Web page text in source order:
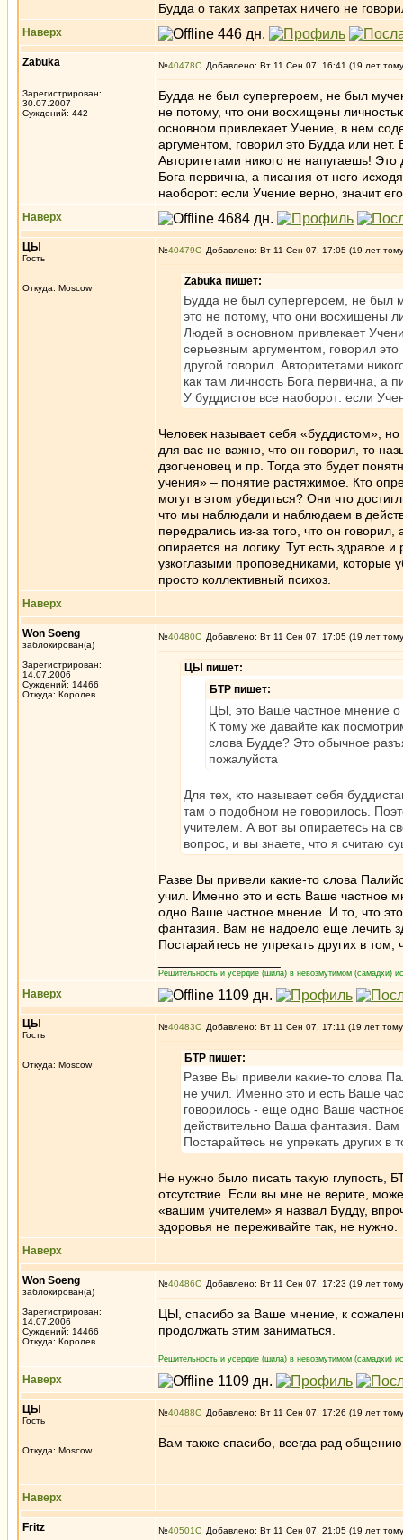
Будда о таких запретах ничего не
Наверх
Zabuka
Зарегистрирован:
30.07.2007
Суждений: 442
№40478 Добавлено: Вт 11 Сен 07, 16:41 (19 лет
Будда не был супергероем, не был
не потому, что они восхищены
основном привлекает Учение, в нем
аргументом, говорил это Будда или нет.
Авторитетами никого не напугаешь!
Бога первична, а писания от него
наоборот: если Учение верно, значит
Наверх
ЦЫ
Гость
Откуда: Moscow
№40479 Добавлено: Вт 11 Сен 07, 17:05 (19 лет
Zabuka пишет:
Будда не был супергероем, не был
это не потому, что они восхищены
Людей в основном привлекает
серьезным аргументом, говорил
другой говорил. Авторитетами
как там личность Бога первична, а
У буддистов все наоборот: если
Человек называет себя «буддистом»,
для вас не важно, что он говорил, то
дзогченовец и пр. Тогда это будет
учения» – понятие растяжимое. Кто
могут в этом убедиться? Они что
что мы наблюдали и наблюдаем в
передрались из-за того, что он
опирается на логику. Тут есть здравое
узкоглазыми проповедниками, которые
просто коллективный психоз.
Наверх
Won Soeng
заблокирован(а)
Зарегистрирован:
14.07.2006
Суждений: 14466
Откуда: Королев
№40480 Добавлено: Вт 11 Сен 07, 17:05 (19 лет
ЦЫ пишет:
БТР пишет:
ЦЫ, это Ваше частное мнение о
К тому же давайте как
слова Будде? Это обычное
пожалуйста
Для тех, кто называет себя
там о подобном не говорилось.
учителем. А вот вы опираетесь на
вопрос, и вы знаете, что я считаю
Разве Вы привели какие-то слова
учил. Именно это и есть Ваше частное
одно Ваше частное мнение. И то, что
фантазия. Вам не надоело еще лечить
Постарайтесь не упрекать других в
Решительность и усердие (шила) в невозмутимом (самадхи)
Наверх
ЦЫ
Гость
Откуда: Moscow
№40483 Добавлено: Вт 11 Сен 07, 17:11 (19 лет
БТР пишет:
Разве Вы привели какие-то слова
не учил. Именно это и есть Ваше
говорилось - еще одно Ваше
действительно Ваша фантазия.
Постарайтесь не упрекать других
Не нужно было писать такую глупость,
отсутствие. Если вы мне не верите,
«вашим учителем» я назвал Будду,
здоровья не переживайте так, не нужно.
Наверх
Won Soeng
заблокирован(а)
Зарегистрирован:
14.07.2006
Суждений: 14466
Откуда: Королев
№40486 Добавлено: Вт 11 Сен 07, 17:23 (19 лет
ЦЫ, спасибо за Ваше мнение, к
продолжать этим заниматься.
Решительность и усердие (шила) в невозмутимом (самадхи)
Наверх
ЦЫ
Гость
Откуда: Moscow
№40488 Добавлено: Вт 11 Сен 07, 17:26 (19 лет
Вам также спасибо, всегда рад
Наверх
Fritz №40501 Добавлено: Вт 11 Сен 07, 21:05 (19 лет